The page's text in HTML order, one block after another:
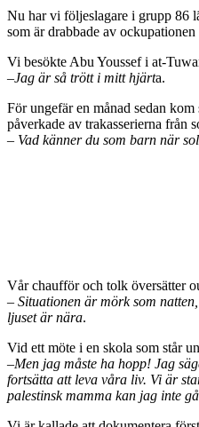
Nu har vi följeslagare i grupp 86
som är drabbade av
Vi besökte Abu Youssef i at-
–Jag är så trött i mitt hjärta.
För ungefär en månad sedan
påverkade av trakasserierna från
– Vad känner du som barn när
Vår chaufför och tolk översätter
– Situationen är mörk som
ljuset är nära.
Vid ett möte i en skola som står
–Men jag måste ha hopp! Jag
fortsätta att leva våra liv. Vi är
palestinsk mamma kan jag inte